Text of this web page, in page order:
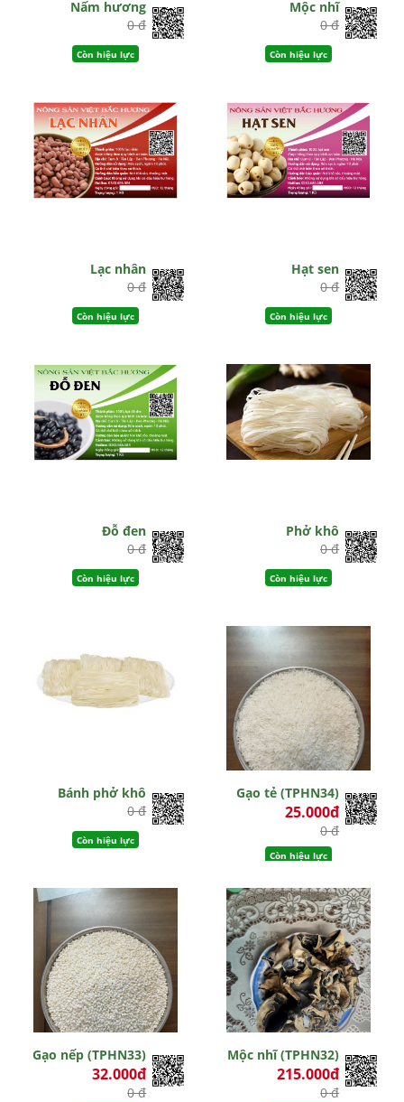
Nấm hương
0 đ
Còn hiệu lực
Mộc nhĩ
0 đ
Còn hiệu lực
Lạc nhân
0 đ
Còn hiệu lực
Hạt sen
0 đ
Còn hiệu lực
Đỗ đen
0 đ
Còn hiệu lực
Phở khô
0 đ
Còn hiệu lực
Bánh phở khô
0 đ
Còn hiệu lực
Gạo tẻ (TPHN34)
25.000đ
0 đ
Còn hiệu lực
Gạo nếp (TPHN33)
32.000đ
0 đ
Mộc nhĩ (TPHN32)
215.000đ
0 đ